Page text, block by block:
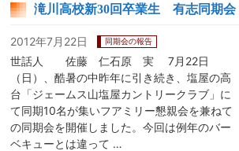
滝川高校新30回卒業生 有志同期会
2012年7月22日 同期会の報告
世話人 佐藤 仁石原 実 7月22日
（日）、酷暑の中昨年に引き続き、塩屋の高
台「ジェームス山塩屋カントリークラブ」に
て同期10名が集いフアミリー懇親会を兼ねて
の同期会を開催しました。今回は例年のバー
ベキューとは違って …